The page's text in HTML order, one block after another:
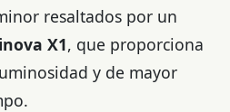
resaltados por un
X1, que proporciona
y de mayor